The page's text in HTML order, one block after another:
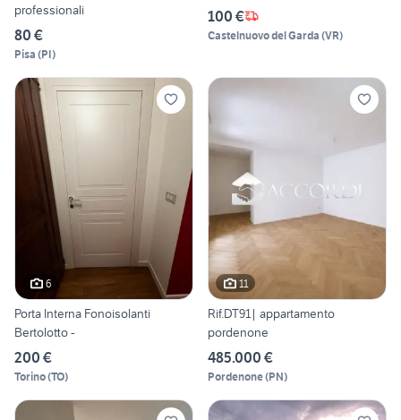
professionali
80 €
Pisa (PI)
100 €
Castelnuovo del Garda (VR)
6
Porta Interna Fonoisolanti
Bertolotto -
200 €
Torino(TO)
11
Rif.DT91| appartamento
pordenone
485.000 €
Pordenone(PN)